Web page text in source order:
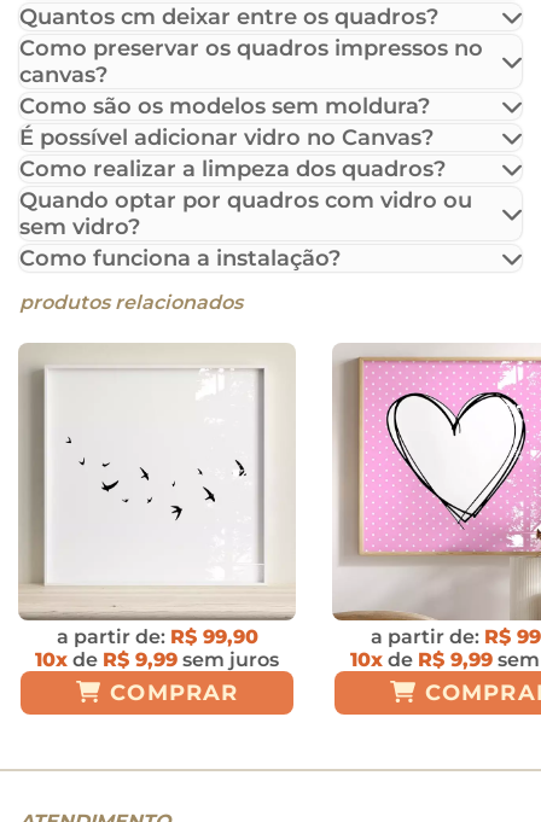
Quantos cm deixar entre os quadros?
Como preservar os quadros impressos no
canvas?
Como são os modelos sem moldura?
É possível adicionar vidro no Canvas?
Como realizar a limpeza dos quadros?
Quando optar por quadros com vidro ou
sem vidro?
Como funciona a instalação?
produtos relacionados
a partir de: R$ 99,90
10x de R$ 9,99 sem juros
COMPRAR
a partir de: R$
10xde R$ 9,99sem